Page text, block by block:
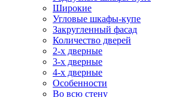
Широкие
Угловые шкафы-купе
Закругленный фасад
Количество дверей
2-х дверные
3-х дверные
4-х дверные
Особенности
Во всю стену